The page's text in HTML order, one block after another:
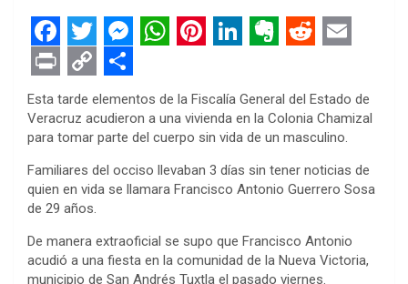
F
a
c
e
b
o
o
k
T
w
i
t
t
e
r
M
e
s
s
e
n
g
e
h
a
t
s
A
p
p
i
n
t
e
r
e
s
i
n
k
e
d
I
n
v
e
r
n
o
t
e
e
d
d
i
t
m
a
i
l
P
r
i
n
t
C
o
p
y
L
i
n
S
h
a
r
Esta tarde elementos de la Fiscalía General del Estado de
Veracruz acudieron a una vivienda en la Colonia Chamizal
para tomar parte del cuerpo sin vida de un masculino.
Familiares del occiso llevaban 3 días sin tener noticias de
quien en vida se llamara Francisco Antonio Guerrero Sosa
de 29 años.
De manera extraoficial se supo que Francisco Antonio
acudió a una fiesta en la comunidad de la Nueva Victoria,
municipio de San Andrés Tuxtla el pasado viernes.